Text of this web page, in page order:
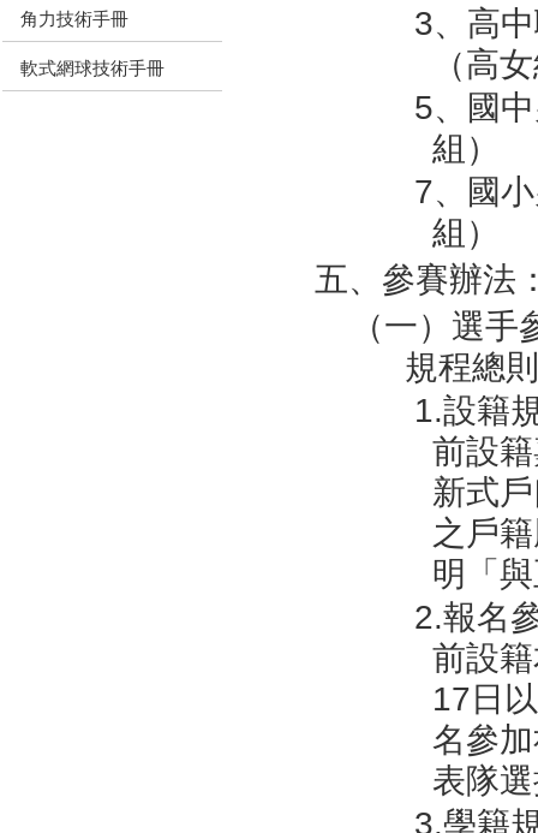
角力技術手冊
軟式網球技術手冊
3、高
（高
5、國
組）
7、國
組）
五、參賽辦法
（一）選
規程總
1.設籍
前設
新式
之戶
明「
2.報名
前設
17日
名參
表隊
3.學籍